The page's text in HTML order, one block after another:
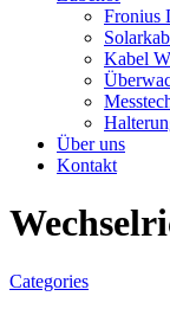
Fronius
Kabel
Über uns
Kontakt
Categories